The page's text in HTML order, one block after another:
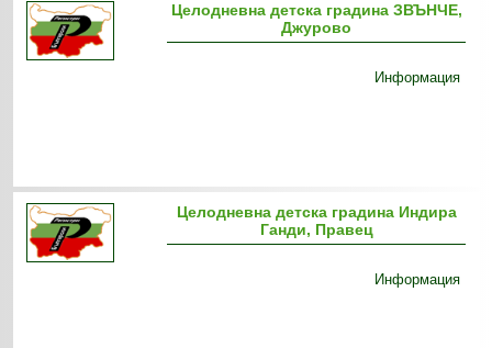
Целодневна детска градина ЗВЪНЧЕ,
Джурово
Информация
Целодневна детска градина Индира
Ганди, Правец
Информация